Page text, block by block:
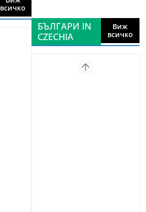
всичко
БЪЛГАРИ IN
CZECHIA
Виж
всичко